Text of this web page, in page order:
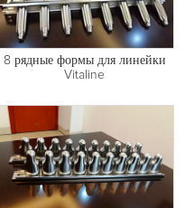
8 рядные формы для линейки
Vitaline